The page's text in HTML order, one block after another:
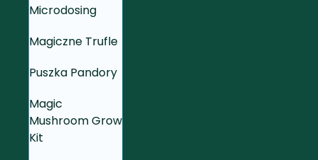
Microdosing
Magiczne Trufle
Puszka Pandory
Magic
Mushroom Grow
Kit